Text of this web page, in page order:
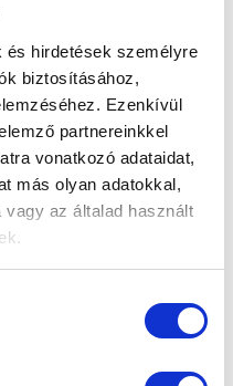
és hirdetések személyre
biztosításához,
Ezenkívül
partnereinkkel
vonatkozó adataidat,
más olyan adatokkal,
az általad használt
adod az
szabom” gomb
süti kategóriák
közül